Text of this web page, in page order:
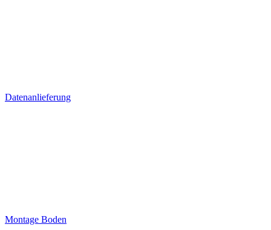
Datenanlieferung
Montage Boden